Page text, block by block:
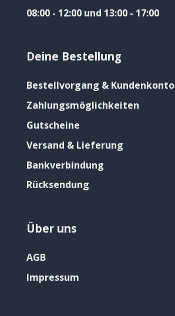
08:00 - 12:00 und 13:00 - 17:00
Deine Bestellung
Bestellvorgang & Kundenkonto
Zahlungsmöglichkeiten
Gutscheine
Versand & Lieferung
Bankverbindung
Rücksendung
Über uns
AGB
Impressum